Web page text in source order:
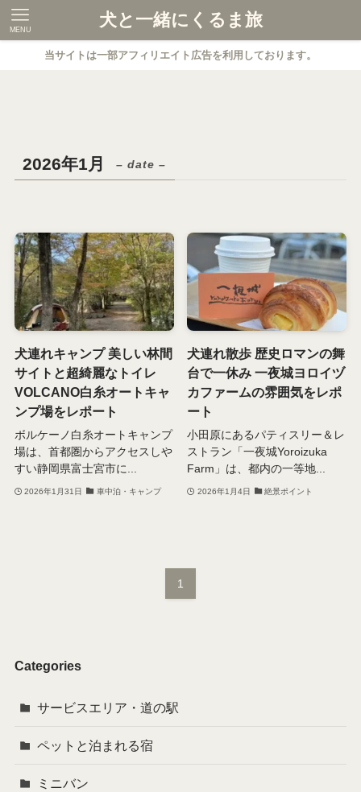
犬と一緒にくるま旅
MENU
当サイトは一部アフィリエイト広告を利用しております。
2026年1月 – date –
犬連れキャンプ 美しい林間
サイトと超綺麗なトイレ
VOLCANO白糸オートキャ
ンプ場をレポート
ボルケーノ白糸オートキャンプ
場は、首都圏からアクセスしや
すい静岡県富士宮市に...
2026年1月31日 車中泊・キャンプ
犬連れ散歩 歴史ロマンの舞
台で一休み 一夜城ヨロイヅ
カファームの雰囲気をレポ
ート
小田原にあるパティスリー＆レ
ストラン「一夜城Yoroizuka
Farm」は、都内の一等地...
2026年1月4日 絶景ポイント
1
Categories
サービスエリア・道の駅
ペットと泊まれる宿
ミニバン